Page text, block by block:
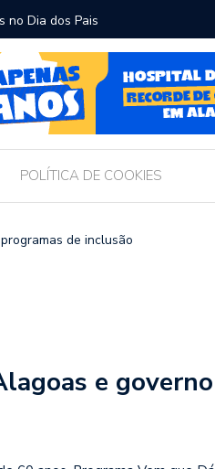
no Dia dos Pais
POLÍTICA DE COOKIES
de inclusão
e governo